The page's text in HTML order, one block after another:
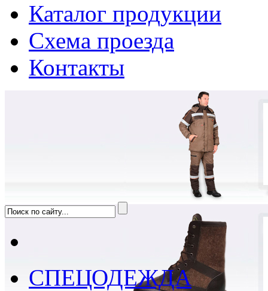
Каталог продукции
Схема проезда
Контакты
СПЕЦОДЕЖДА